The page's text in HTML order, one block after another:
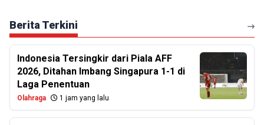
Berita Terkini
Indonesia Tersingkir dari Piala AFF
2026, Ditahan Imbang Singapura 1-1 di
Laga Penentuan
Olahraga 1 jam yang lalu